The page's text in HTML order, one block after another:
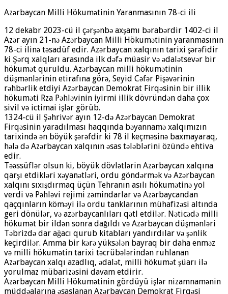
Azərbaycan Milli Hökumətinin Yaranmasının 78-ci ili
12 dekabr 2023-cü il çərşənbə axşamı bərabərdir 1402-ci il
Azər ayın 21-nə Azərbaycan Milli Hökumətinin yaranmasının
78-ci ilinə təsadüf edir. Azərbaycan xalqının tarixi şərəfidir
ki Şərq xalqları arasında ilk dəfə müasir və ədalətsevər bir
hökumət quruldu. Azərbaycan milli hökumətinin
düşmənlərinin etirafına görə, Seyid Cəfər Pişəvərinin
rəhbərlik etdiyi Azərbaycan Demokrat Firqəsinin bir illik
hökuməti Rza Pəhləvinin iyirmi illik dövründən daha çox
sivil və ictimai işlər görüb.
1324-cü il Şəhrivər ayın 12-də Azərbaycan Demokrat
Firqəsinin yaradılması haqqında bəyannamə xalqımızın
tarixində ən böyük şərəfdir ki 78 il keçməsinə baxmayaraq,
hələ də Azərbaycan xalqının əsas tələblərini özündə ehtiva
edir.
Təəssüflər olsun ki, böyük dövlətlərin Azərbaycan xalqına
qarşı etdikləri xəyanətləri, ordu göndərmək və Azərbaycan
xalqını sıxışdırmaq üçün Tehranın asılı hökumətinə yol
verdi və Pəhləvi rejimi zəmindarlar və Azərbaycandan
qaçqınların köməyi ilə ordu tanklarının mühafizəsi altında
geri dönülər, və azərbaycanlıları qətl etdilər. Nəticədə milli
hökumət bir ildən sonra dağıldı və Azərbaycan düşmənləri
Təbrizdə dar ağacı qurub kitabları yandırdılar və şənlik
keçirdilər. Amma bir kərə yüksələn bayraq bir daha enməz
və milli hökumətin tarixi təcrübələrindən ruhlanan
Azərbaycan xalqı azadlıq, ədalət, milli hökumət şüarı ilə
yorulmaz mübarizəsini davam etdirir.
Azərbaycan Milli Hökumətinin gördüyü işlər nizamnamənin
müddəalarına əsaslanan Azərbaycan Demokrat Firqəsi